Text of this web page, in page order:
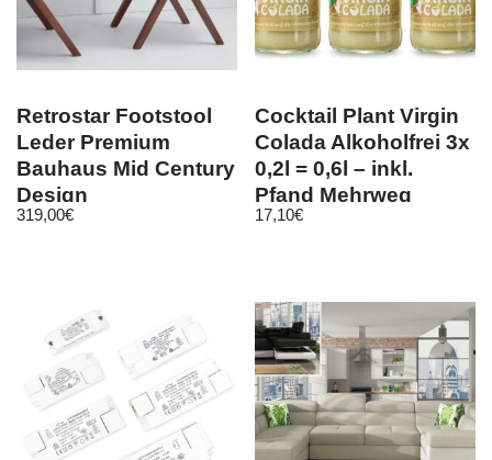
Retrostar Footstool
Leder Premium
Bauhaus Mid Century
Design
319,00€
Cocktail Plant Virgin
Colada Alkoholfrei 3x
0,2l = 0,6l – inkl.
Pfand Mehrweg
17,10€